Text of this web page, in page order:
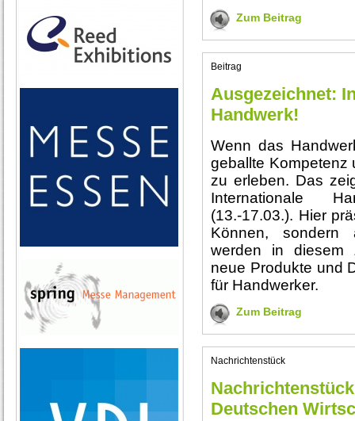
Zum Beitrag
Beitrag
Ausgezeichnet:
Handwerk!
Wenn das
geballte Kompetenz
zu erleben. Das
Internationale
(13.-17.03.). Hier
Können, sondern
werden in diesem
neue Produkte und
für Handwerker.
Zum Beitrag
Nachrichtenstück
Deutschen